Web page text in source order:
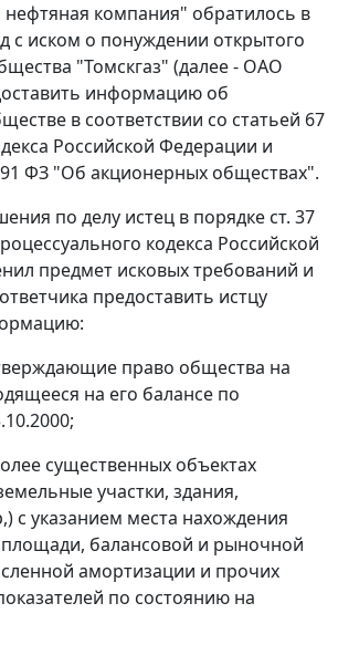
компания" обратилось в
с иском о понуждении открытого
"Томскгаз" (далее - ОАО
информацию об
в соответствии со статьей 67
Российской Федерации и
91 ФЗ "Об акционерных обществах".
по делу истец в порядке ст. 37
кодекса Российской
предмет исковых требований и
предоставить истцу
право общества на
на его балансе по
существенных объектах
участки, здания,
с указанием места нахождения
балансовой и рыночной
амортизации и прочих
по состоянию на